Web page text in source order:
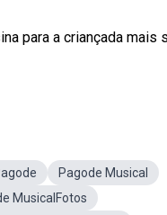
para a criançada mais
Pagode Musical
MusicalFotos